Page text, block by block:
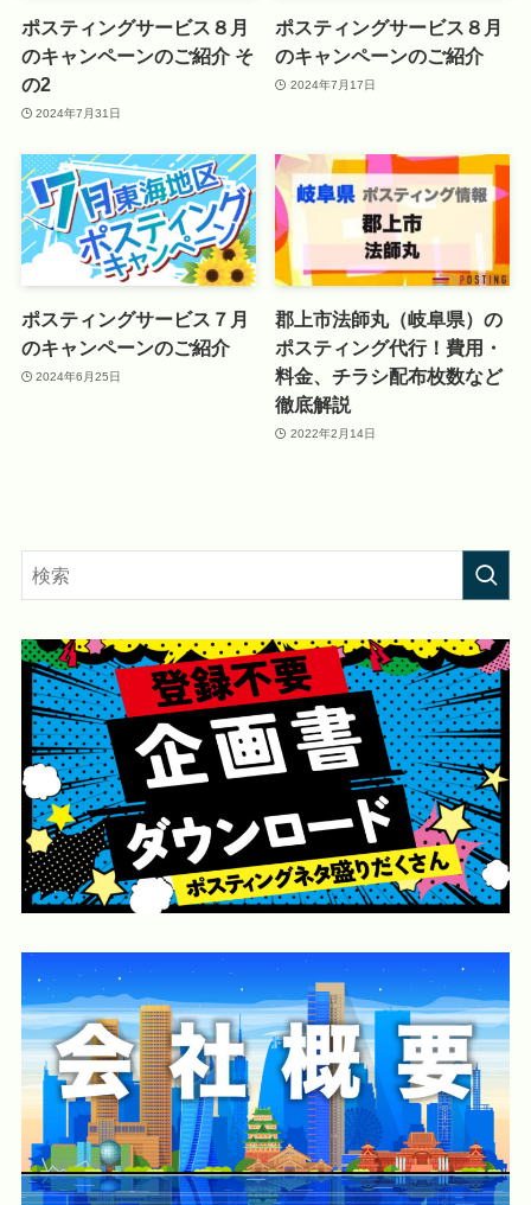
ポスティングサービス８月
のキャンペーンのご紹介 そ
の2
2024年7月31日
ポスティングサービス８月
のキャンペーンのご紹介
2024年7月17日
ポスティングサービス７月
のキャンペーンのご紹介
2024年6月25日
郡上市法師丸（岐阜県）の
ポスティング代行！費用・
料金、チラシ配布枚数など
徹底解説
2022年2月14日